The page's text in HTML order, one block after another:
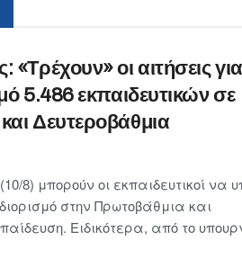
«Τρέχουν» οι αιτήσεις για
5.486 εκπαιδευτικών σε
Δευτεροβάθμια
8) μπορούν οι εκπαιδευτικοί να
στην Πρωτοβάθμια και
Ειδικότερα, από το